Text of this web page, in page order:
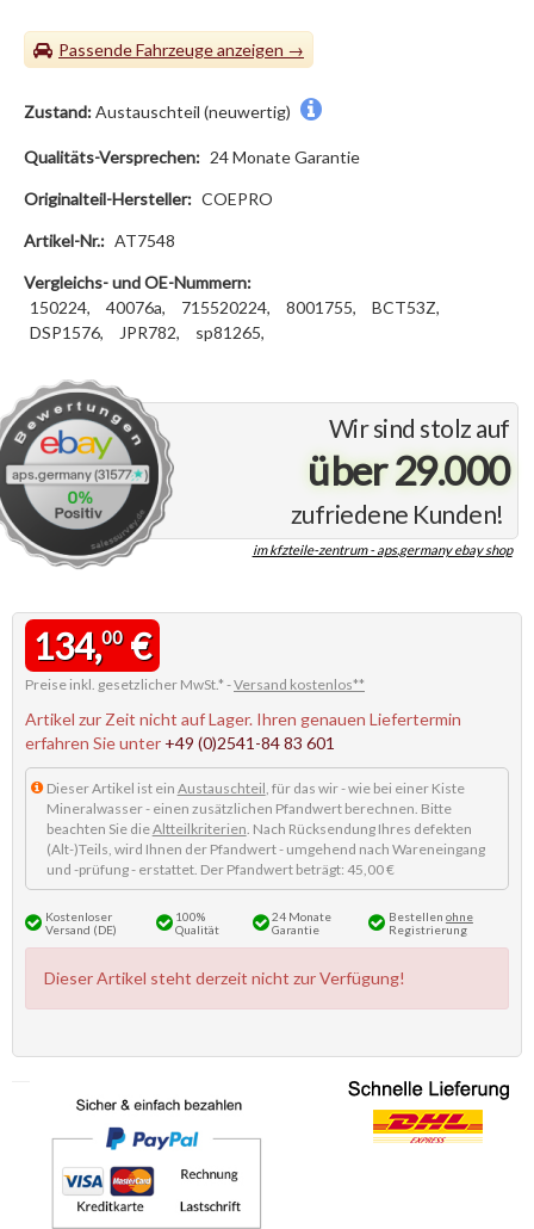
Passende Fahrzeuge
Wir sind stolz auf
über 29.000
zufriedene Kunden!
im kfzteile-zentrum - aps.germany ebay shop
Zustand:Austauschteil (neuwertig)
Qualitäts-Versprechen: 24 Monate Garantie
Originalteil-Hersteller: COEPRO
Artikel-Nr.: AT7548
Vergleichs- und OE-Nummern:
150224,
40076a, 715520224, 8001755,
BCT53Z,
DSP1576,
JPR782, sp81265,
134,00€
Preise inkl. gesetzlicher MwSt.* -Versand kostenlos**
Artikel zur Zeit nicht auf Lager. Ihren genauen Liefertermin
erfahren Sie unter +49 (0)2541-84 83 601
Dieser Artikel ist ein Austauschteil, für das wir - wie bei einer Kiste
Mineralwasser - einen zusätzlichen Pfandwert berechnen. Bitte
beachten Sie dieAltteilkriterien. Nach Rücksendung Ihres defekten
(Alt-)Teils, wird Ihnen der Pfandwert - umgehend nach Wareneingang
und -prüfung - erstattet. Der Pfandwert beträgt: 45,00 €
Kostenloser
Versand (DE)
100%
Qualität
24 Monate
Garantie
Bestellen ohne
Registrierung
Dieser Artikel steht derzeit nicht zur Verfügung!